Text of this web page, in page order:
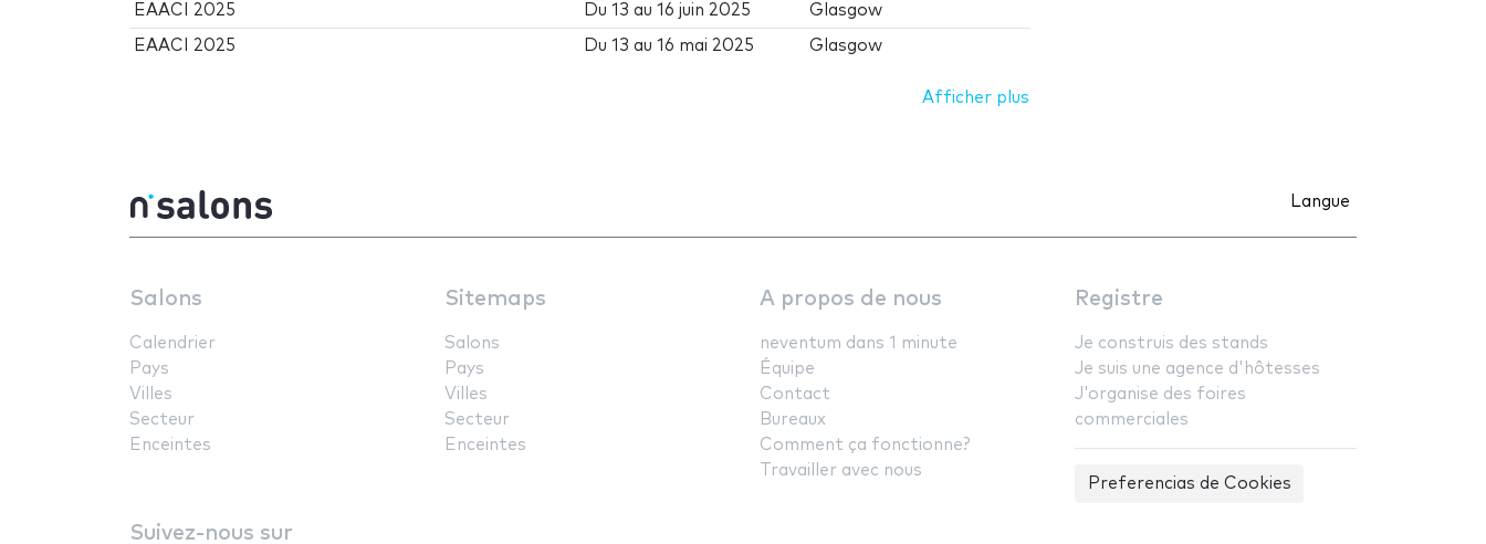
EAACI 2025 Du13 au16 juin 2025 Glasgow
EAACI 2025 Du13 au16 mai 2025 Glasgow
Afficher plus
Langue
Salons
Calendrier
Pays
Villes
Secteur
Enceintes
Sitemaps
Salons
Pays
Villes
Secteur
Enceintes
A propos de nous
neventum dans 1 minute
Équipe
Contact
Bureaux
Comment ça fonctionne?
Travailler avec nous
Registre
Je construis des stands
Je suis une agence d'hôtesses
J'organise des foires
commerciales
Preferencias de Cookies
Suivez-nous sur